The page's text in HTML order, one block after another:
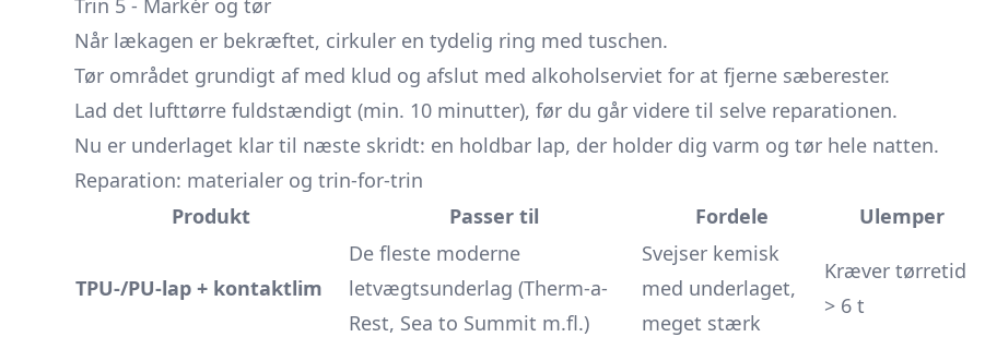
Trin 5 - Markér og tør
Når lækagen er bekræftet, cirkuler en tydelig ring med tuschen.
Tør området grundigt af med klud og afslut med alkoholserviet for at fjerne sæberester.
Lad det lufttørre fuldstændigt (min. 10 minutter), før du går videre til selve reparationen.
Nu er underlaget klar til næste skridt: en holdbar lap, der holder dig varm og tør hele natten.
Reparation: materialer og trin-for-trin
Produkt
Passer til Fordele Ulemper
TPU-/PU-lap + kontaktlim
De fleste moderne
letvægtsunderlag (Therm-a-
Rest, Sea to Summit m.fl.)
Svejser kemisk
med underlaget,
meget stærk
Kræver tørretid
> 6 t